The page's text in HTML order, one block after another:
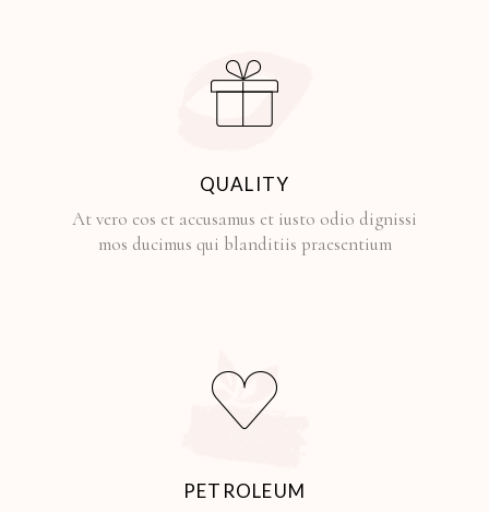
QUALITY
At vero eos et accusamus et iusto odio dignissi
mos ducimus qui blanditiis praesentium
PETROLEUM